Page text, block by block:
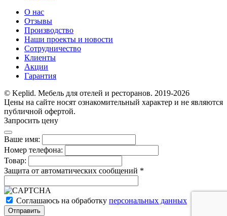
О нас
Отзывы
Производство
Наши проекты и новости
Сотрудничество
Клиенты
Акции
Гарантия
© Keplid. Мебель для отелей и ресторанов. 2019-2026
Цены на сайте носят ознакомительный характер и не являются
публичной офертой.
Запросить цену
Ваше имя:
Номер телефона:
Товар:
Защита от автоматических сообщений *
Соглашаюсь на обработку персональных данных